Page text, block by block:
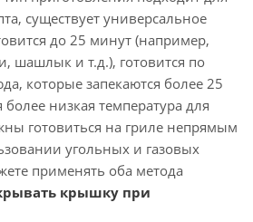
существует универсальное
до 25 минут (например,
шашлык и т.д.), готовится по
которые запекаются более 25
низкая температура для
готовиться на гриле непрямым
угольных и газовых
применять оба метода
крышку при